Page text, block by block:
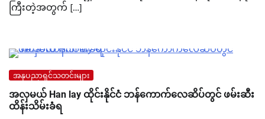
ကြီးတဲ့အတွက် […]
အနုပညာရှင်သတင်းများ
အလှမယ် Han lay ထိုင်းနိုင်ငံ ဘန်ကောက်လေဆိပ်တွင် ဖမ်းဆီး
ထိန်းသိမ်းခံရ